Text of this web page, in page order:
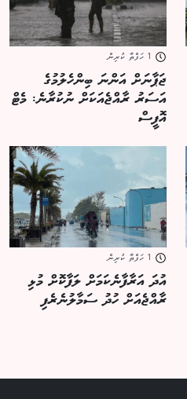
ޖަޕާނަށް އަންނަ ބިންހެލުމުގެ
އަސަރު ރާއްޖެއަކަށް ނުކުރާނެ: މެޓް
އޮފީސް
އުދަ އަރާފާނެކަމަށް ލަފާކޮށް މުޅި
ރާއްޖެއަށް ހުދު ސަމާލުނެރެފި